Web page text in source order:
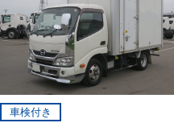
車検付き